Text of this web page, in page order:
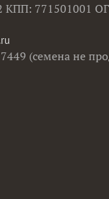
КПП: 771501001
(семена не